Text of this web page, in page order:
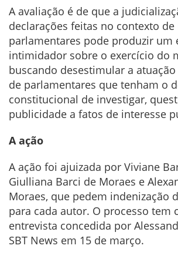
A avaliação é de que a
declarações feitas no contexto de
parlamentares pode produzir um
intimidador sobre o exercício do
buscando desestimular a
de parlamentares que tenham o
constitucional de investigar,
publicidade a fatos de interesse
A ação
A ação foi ajuizada por Viviane
Giulliana Barci de Moraes e
Moraes, que pedem indenização
para cada autor. O processo tem
entrevista concedida por
SBT News em 15 de março.